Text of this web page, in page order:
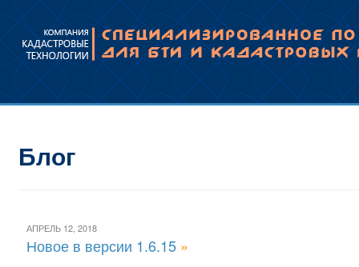
Блог
АПРЕЛЬ 12, 2018
Новое в версии 1.6.15 »